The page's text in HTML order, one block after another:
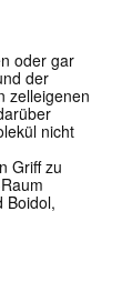
oder gar
der
zelleigenen
nicht
Griff zu
Boidol,